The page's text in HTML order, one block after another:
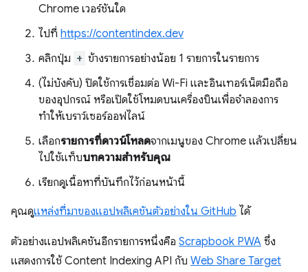
Chrome เวอร์ชันใด
ไปที่ https://contentindex.dev
คลิกปุ่ม + ข้างรายการอย่างน้อย 1 รายการในรายการ
(ไม่บังคับ) ปิดใช้การเชื่อมต่อ Wi-Fi และอินเทอร์เน็ตมือถือ
ของอุปกรณ์ หรือเปิดใช้โหมดบนเครื่องบินเพื่อจำลองการ
ทำให้เบราว์เซอร์ออฟไลน์
เลือกรายการที่ดาวน์โหลดจากเมนูของ Chrome แล้วเปลี่ยน
ไปใช้แท็บบทความสำหรับคุณ
เรียกดูเนื้อหาที่บันทึกไว้ก่อนหน้านี้
คุณดูแหล่งที่มาของแอปพลิเคชันตัวอย่างใน GitHub ได้
ตัวอย่างแอปพลิเคชันอีกรายการหนึ่งคือ Scrapbook PWA ซึ่ง
แสดงการใช้ Content Indexing API กับ Web Share Target